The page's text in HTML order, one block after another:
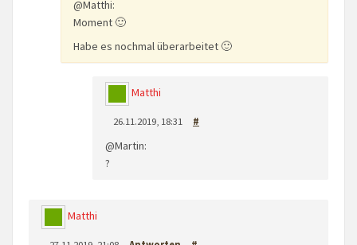
@Matthi:
Moment 🙂
Habe es nochmal überarbeitet 🙂
Matthi
26.11.2019, 18:31 #
@Martin:
?
Matthi